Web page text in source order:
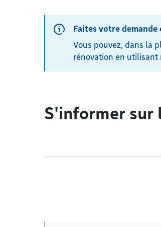
Faites votre demande
Vous pouvez, dans la
rénovation en utilisant
S'informer sur